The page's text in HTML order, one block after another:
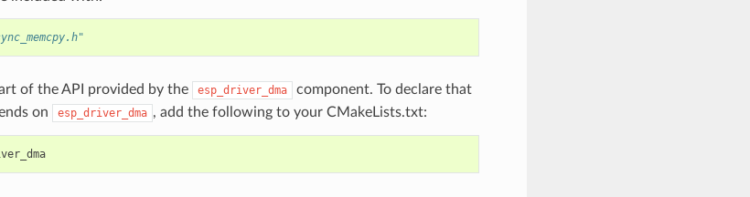
of the API provided by the esp_driver_dma
component. To declare that
on
esp_driver_dma , add the following to your CMakeLists.txt:
REQUIRES esp_driver_dma